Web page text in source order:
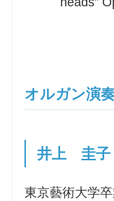
オルガン演
井上 圭子
東京藝術大学